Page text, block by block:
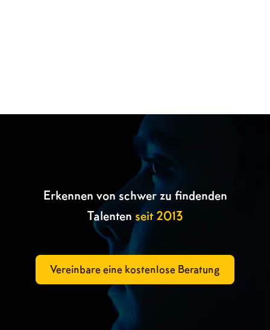
Erkennen von schwer zu findenden
Talenten seit 2013
Vereinbare eine kostenlose Beratung